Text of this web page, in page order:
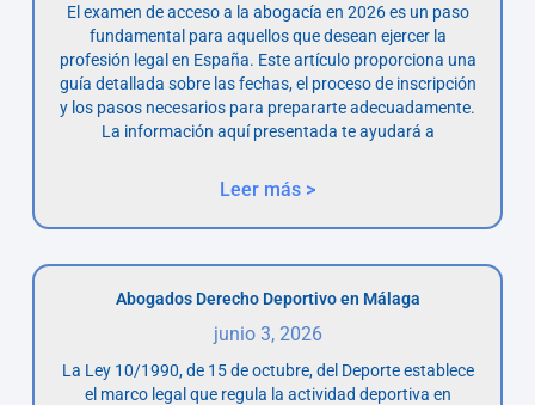
El examen de acceso a la abogacía en 2026 es un paso
fundamental para aquellos que desean ejercer la
profesión legal en España. Este artículo proporciona una
guía detallada sobre las fechas, el proceso de inscripción
y los pasos necesarios para prepararte adecuadamente.
La información aquí presentada te ayudará a
Leer más >
Abogados Derecho Deportivo en Málaga
junio 3, 2026
La Ley 10/1990, de 15 de octubre, del Deporte establece
el marco legal que regula la actividad deportiva en